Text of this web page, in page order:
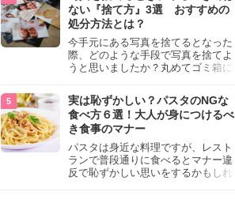
ない『捨て方』3選 おすすめの
処分方法とは？
今手元にある写真を捨てるとなった
際、どのような手段で写真を捨てよ
うと思いましたか？丸めてゴミ箱に
真は個人情報が詰まっているので、
ただ丸めただけの状態で捨ててしま
うのは危険です。写真にすべきでは
ない捨て方をまとめているので、ぜ
ひチェックしておきましょう。
実は恥ずかしい？パスタのNGな
食べ方６選！大人が身につけるべ
き食事のマナー
パスタは身近な料理ですが、レスト
ランで普段通りに食べるとマナー違
反で恥ずかしい思いをするかもしれ